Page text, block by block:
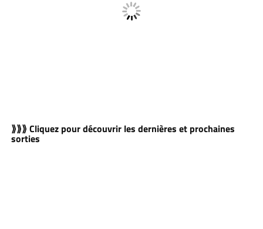
⟫⟫⟫ Cliquez pour découvrir les dernières et prochaines
sorties